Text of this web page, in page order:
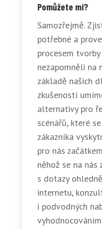
Pomůžete mi?
Samozřejmě.
potřebné a
procesem
nezapomněli na
základě našich
zkušeností
alternativy pro
scénářů, které
zákazníka
pro nás
něhož se na nás
s dotazy
internetu,
i podvodných